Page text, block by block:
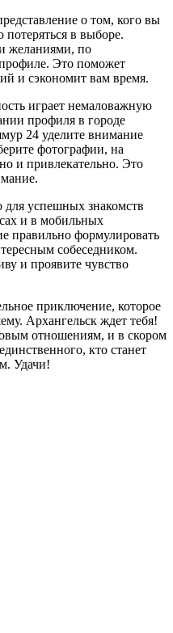
о том, кого вы
в выборе.
желаниями, по
Это поможет
и сэкономит вам время.
играет немаловажную
профиля в городе
24 уделите внимание
фотографии, на
и привлекательно. Это
для успешных знакомств
и в мобильных
правильно формулировать
собеседником.
и проявите чувство
приключение, которое
Архангельск ждет тебя!
отношениям, и в скором
кто станет
Удачи!